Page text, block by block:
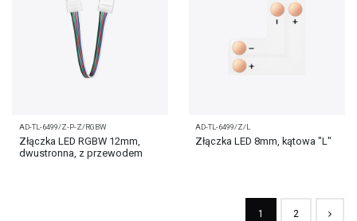
AD-TL-6499/Z-P-Z/RGBW
Złączka LED RGBW 12mm,
dwustronna, z przewodem
AD-TL-6499/Z/L
Złączka LED 8mm, kątowa "L"
1 2